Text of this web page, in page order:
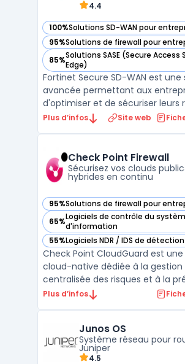
4.4
100%Solutions SD-WAN pour
— voir Fortinet Secure SD-WAN
95%Solutions de firewall pour
— voir Fortinet Secure SD-WAN
85%Solutions SASE (Secure Access
Edge)
— voir Fortinet Secure SD-WAN
Fortinet Secure SD-WAN est une
avancée permettant aux
d'optimiser et de sécuriser leurs
étendus (Wide Area Networks).
assure une connectivité fiable et
Plus d’infos Site web
Check Point Firewall
Sécurisez vos clouds
hybrides en continu
95%Solutions de firewall pour
— voir Check Point Firewall dans
65%Logiciels de contrôle du
d'information
— voir Check Point Firewall dans
55%Logiciels NDR / IDS de
— voir Check Point Firewall dans
Check Point CloudGuard est
cloud-native dédiée à la gestion
centralisée des risques et à la
des menaces pour les
clouds publics et privés, les
rencontrent d ...
Plus d’infos
Junos OS
Système réseau pour
Juniper
4.5